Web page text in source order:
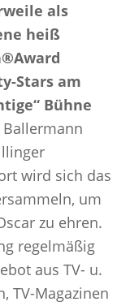
als
heiß
Stars am
Bühne
Ballermann
wird sich das
um
zu ehren.
regelmäßig
aus TV- u.
TV-Magazinen